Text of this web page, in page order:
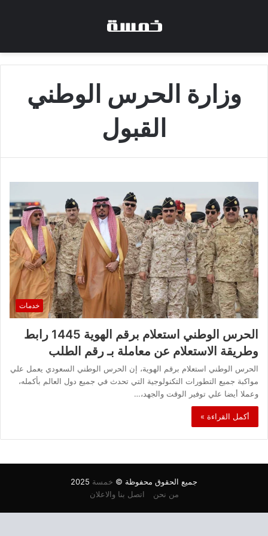
وزارة الحرس الوطني
القبول
خدمات
الحرس الوطني استعلام برقم الهوية 1445 رابط
وطريقة الاستعلام عن معاملة بـ رقم الطلب
الحرس الوطني استعلام برقم الهوية، إن الحرس الوطني السعودي يعمل علي
مواكبة جميع التطورات التكنولوجية التي تحدث في جميع دول العالم بأكمله،
وعملا أيضا علي توفير الوقت والجهد،…
أكمل القراءة »
جميع الحقوق محفوظة © خمسة
من نحن
اتصل بنا والاعلان